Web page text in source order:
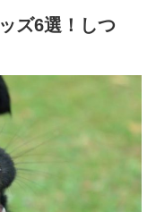
ズ6選！しつ